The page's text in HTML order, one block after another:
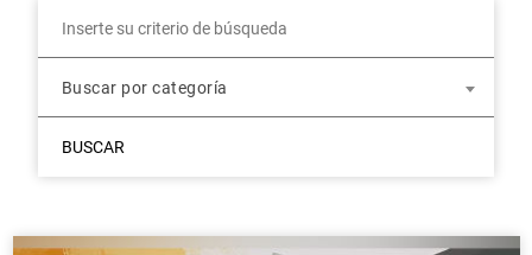
Buscar por categoría
BUSCAR